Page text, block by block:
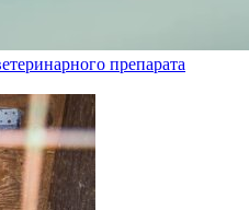
препарата